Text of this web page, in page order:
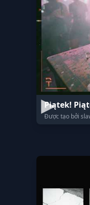
Piątek!
Được tạo bởi